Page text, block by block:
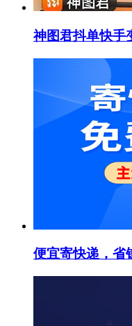
神图君抖单快手
便宜寄快递，省